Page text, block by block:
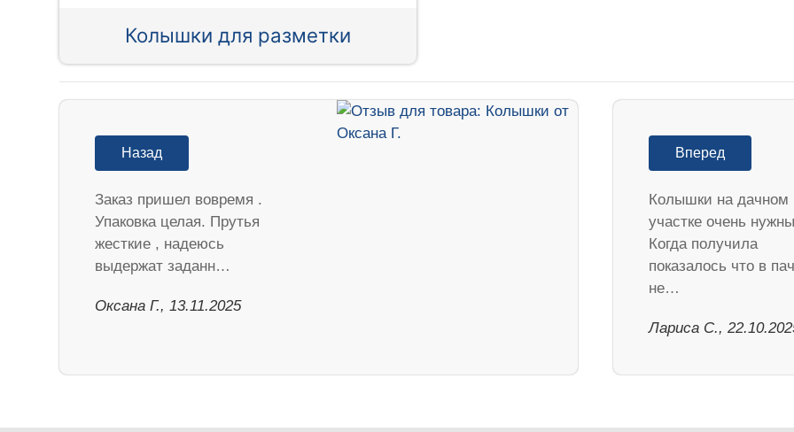
Колышки для разметки
Назад
Заказ пришел вовремя .
Упаковка целая. Прутья
жесткие , надеюсь
выдержат заданн…
Оксана Г., 13.11.2025
Вперед
Колышки на дачном
участке очень
Когда получила
показалось что в
не…
Лариса С.,